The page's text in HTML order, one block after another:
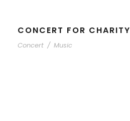
CONCERT FOR CHARITY
Concert / Music